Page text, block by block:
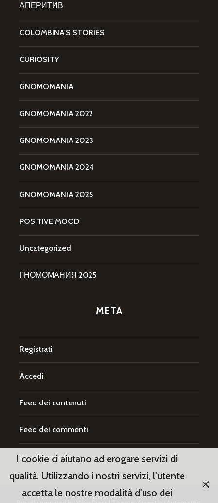
АПЕРИТИВ
COLOMBINA'S STORIES
CURIOSITY
GNOMOMANIA
GNOMOMANIA 2022
GNOMOMANIA 2023
GNOMOMANIA 2024
GNOMOMANIA 2025
POSITIVE MOOD
Uncategorized
ГНОМОМАНИЯ 2025
META
Registrati
Accedi
Feed dei contenuti
Feed dei commenti
WordPress.org
I cookie ci aiutano ad erogare servizi di
qualità. Utilizzando i nostri servizi, l'utente
accetta le nostre modalità d'uso dei